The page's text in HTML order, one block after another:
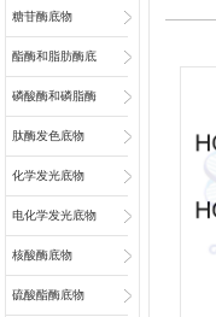
糖苷酶底物
酯酶和脂肪酶底
物
磷酸酶和磷脂酶
底物
肽酶发色底物
化学发光底物
电化学发光底物
核酸酶底物
硫酸酯酶底物